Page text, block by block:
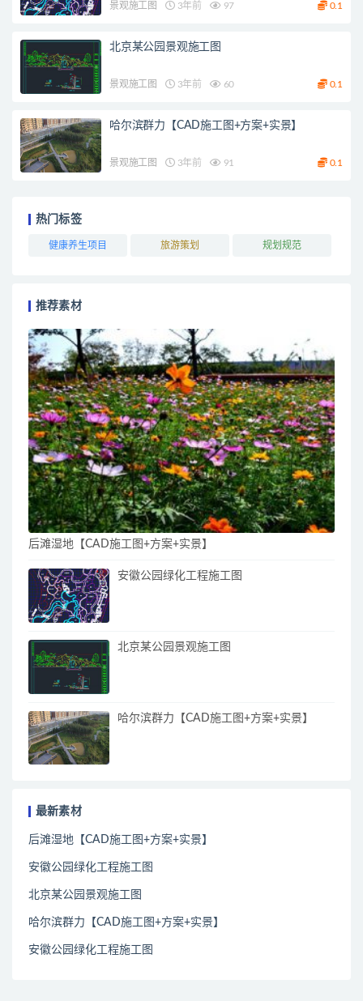
景观施工图 3年前 97 0.1
北京某公园景观施工图
景观施工图 3年前 60 0.1
哈尔滨群力【CAD施工图+方案+实景】
景观施工图 3年前 91 0.1
热门标签
健康养生项目 旅游策划 规划规范
推荐素材
后滩湿地【CAD施工图+方案+实景】
安徽公园绿化工程施工图
北京某公园景观施工图
哈尔滨群力【CAD施工图+方案+实景】
最新素材
后滩湿地【CAD施工图+方案+实景】
安徽公园绿化工程施工图
北京某公园景观施工图
哈尔滨群力【CAD施工图+方案+实景】
安徽公园绿化工程施工图